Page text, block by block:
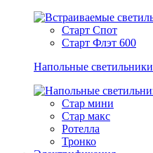
Старт Спот
Старт Флэт 600
Напольные светильники
Стар мини
Стар макс
Ротелла
Тронко